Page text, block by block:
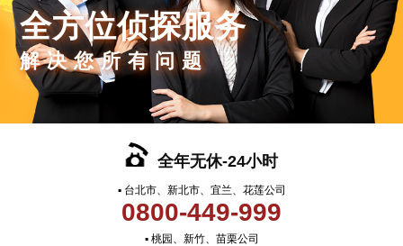
全方位侦探服务
解决您所有问题
全年无休-24小时
▪ 台北市、新北市、宜兰、花莲公司
0800-449-999
▪ 桃园、新竹、苗栗公司